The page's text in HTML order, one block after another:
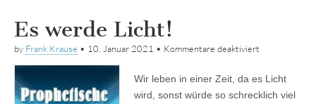
Es werde Licht!
by Frank Krause • 10. Januar 2021 • Kommentare deaktiviert
Licht!
Wir leben in einer Zeit, da es Licht
wird, sonst würde so schrecklich viel